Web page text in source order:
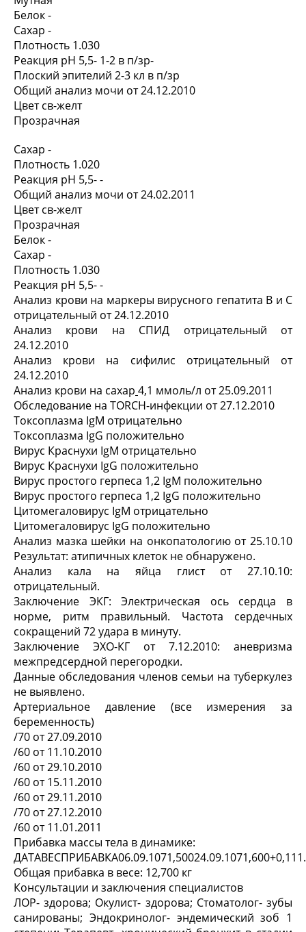
Белок -
Сахар -
Плотность 1.030
Реакция pH 5,5- 1-2 в п/зр-
Плоский эпителий 2-3 кл в п/зр
Общий анализ мочи от 24.12.2010
Цвет св-желт
Прозрачная
Сахар -
Плотность 1.020
Реакция pH 5,5- -
Общий анализ мочи от 24.02.2011
Цвет св-желт
Прозрачная
Белок -
Сахар -
Плотность 1.030
Реакция pH 5,5- -
Анализ крови на маркеры вирусного гепатита В и С
отрицательный от 24.12.2010
Анализ крови на СПИД отрицательный от
24.12.2010
Анализ крови на сифилис отрицательный от
24.12.2010
Анализ крови на сахар 4,1 ммоль/л от 25.09.2011
Обследование на TORCH-инфекции от 27.12.2010
Токсоплазма IgM отрицательно
Токсоплазма IgG положительно
Вирус Краснухи IgM отрицательно
Вирус Краснухи IgG положительно
Вирус простого герпеса 1,2 IgM положительно
Вирус простого герпеса 1,2 IgG положительно
Цитомегаловирус IgМ отрицательно
Цитомегаловирус IgG положительно
Анализ мазка шейки на онкопатологию от 25.10.10
Результат: атипичных клеток не обнаружено.
Анализ кала на яйца глист от 27.10.10:
отрицательный.
Заключение ЭКГ: Электрическая ось сердца в
норме, ритм правильный. Частота сердечных
сокращений 72 удара в минуту.
Заключение ЭХО-КГ от 7.12.2010: аневризма
межпредсердной перегородки.
Данные обследования членов семьи на туберкулез
не выявлено.
Артериальное давление (все измерения за
беременность)
/70 от 27.09.2010
/60 от 11.10.2010
/60 от 29.10.2010
/60 от 15.11.2010
/60 от 29.11.2010
/70 от 27.12.2010
/60 от 11.01.2011
Прибавка массы тела в динамике:
Общая прибавка в весе: 12,700 кг
Консультации и заключения специалистов
ЛОР- здорова; Окулист- здорова; Стоматолог- зубы
санированы; Эндокринолог- эндемический зоб 1